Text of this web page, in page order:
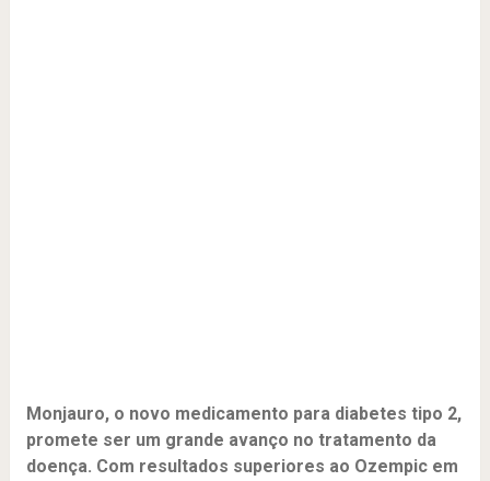
Monjauro, o novo medicamento para diabetes tipo 2,
promete ser um grande avanço no tratamento da
doença. Com resultados superiores ao Ozempic em